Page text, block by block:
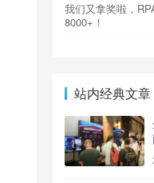
我们又拿奖啦，
8000+！
站内经典文章